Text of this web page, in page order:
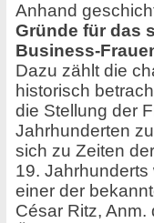
Anhand
Gründe für das
Business-
Dazu zählt die
historisch
die Stellung der
Jahrhunderten
sich zu Zeiten
19.
einer der
César Ritz,